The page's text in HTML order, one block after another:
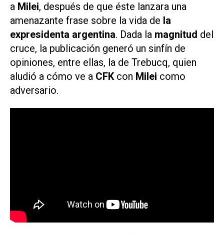
a Milei, después de que éste lanzara una
amenazante frase sobre la vida de la
expresidenta argentina. Dada la magnitud del
cruce, la publicación generó un sinfín de
opiniones, entre ellas, la de Trebucq, quien
aludió a cómo ve a CFKcon Milei como
adversario.